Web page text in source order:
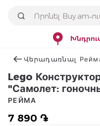
Վերադառնալ
Lego
"Самолет:
7 890 ֏
РЕЙМА